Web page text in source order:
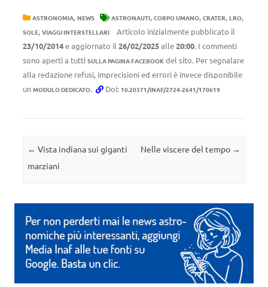
ASTRONOMIA, NEWS ASTRONAUTI, CORPO UMANO, CRATER, LRO,
SOLE, VIAGGI INTERSTELLARI
Articolo inizialmente pubblicato il
23/10/2014e aggiornato il 26/02/2025alle20:00. I commenti
sono aperti a tutti SULLA PAGINA FACEBOOK del sito. Per segnalare
alla redazione refusi, imprecisioni ed errori è invece disponibile
un MODULO DEDICATO. Doi: 10.20371/INAF/2724-2641/170619
Navigazione articolo
← Vista indiana sui giganti
marziani
Nelle viscere del tempo →